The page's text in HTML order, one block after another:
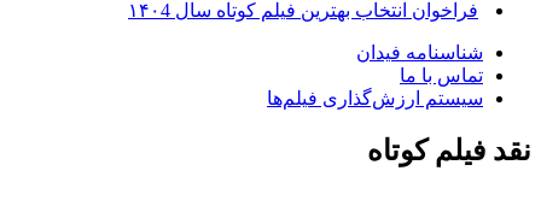
فراخوان انتخاب بهترین فیلم کوتاه سال ۱۴۰4
شناسنامه فیدان
تماس با ما
سیستم ارزش‌گذاری فیلم‌ها
نقد فیلم کوتاه